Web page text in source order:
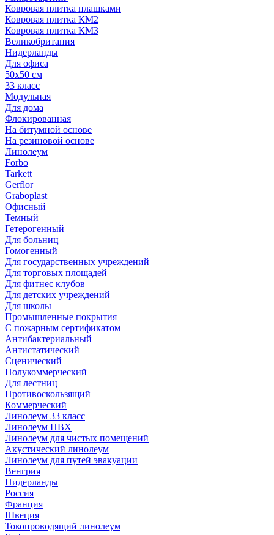
Ковровая плитка плашками
Ковровая плитка КМ2
Ковровая плитка КМ3
Великобритания
Нидерланды
Для офиса
50х50 см
33 класс
Модульная
Для дома
Флокированная
На битумной основе
На резиновой основе
Линолеум
Forbo
Tarkett
Gerflor
Graboplast
Офисный
Темный
Гетерогенный
Для больниц
Гомогенный
Для государственных учреждений
Для торговых площадей
Для фитнес клубов
Для детских учреждений
Для школы
Промышленные покрытия
С пожарным сертификатом
Антибактериальный
Антистатический
Сценический
Полукоммерческий
Для лестниц
Противоскользящий
Коммерческий
Линолеум 33 класс
Линолеум ПВХ
Линолеум для чистых помещений
Акустический линолеум
Линолеум для путей эвакуации
Венгрия
Нидерланды
Россия
Франция
Швеция
Токопроводящий линолеум